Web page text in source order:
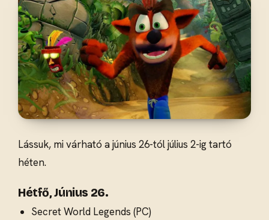
Lássuk, mi várható a június 26-tól július 2-ig tartó
héten.
Hétfő, Június 26.
Secret World Legends (PC)